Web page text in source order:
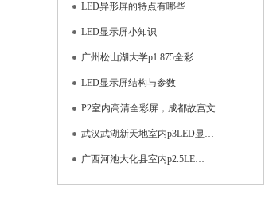
LED异形屏的特点有哪些
LED显示屏小知识
广州松山湖大学p1.875全彩…
LED显示屏结构与参数
P2室内高清全彩屏，成都故宫文…
武汉武湖新天地室内p3LED显…
广西河池大化县室内p2.5LE…